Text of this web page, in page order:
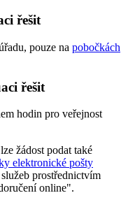
řešit
pouze na pobočkách
řešit
hodin pro veřejnost
žádost podat také
elektronické pošty
prostřednictvím
online".